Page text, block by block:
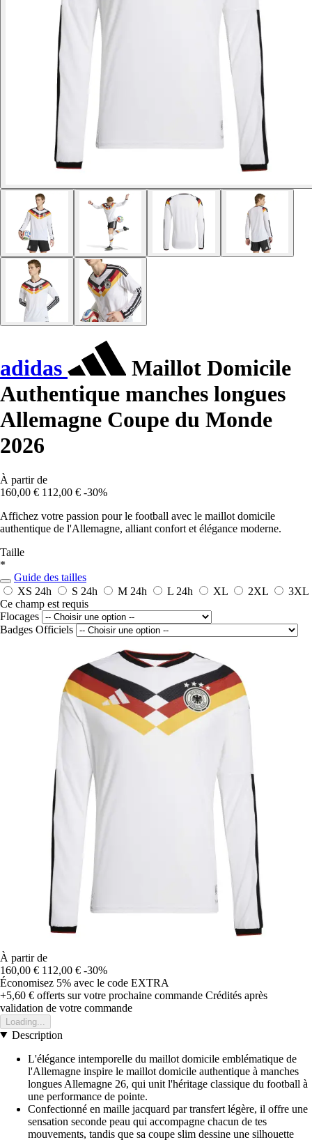
adidas
Maillot Domicile
Authentique manches longues
Allemagne Coupe du Monde
2026
À partir de
160,00 € 112,00 € -30%
Affichez votre passion pour le football avec le maillot domicile
authentique de l'Allemagne, alliant confort et élégance moderne.
Taille
*
Guide des tailles
XS 24h S 24h M 24h L 24h XL 2XL
3XL
Ce champ est requis
Flocages
Badges Officiels
À partir de
160,00 € 112,00 € -30%
Économisez 5% avec le code EXTRA
+5,60 € offerts sur votre prochaine commande Crédités après
validation de votre commande
Loading...
Description
L'élégance intemporelle du maillot domicile emblématique de
l'Allemagne inspire le maillot domicile authentique à manches
longues Allemagne 26, qui unit l'héritage classique du football à
une performance de pointe.
Confectionné en maille jacquard par transfert légère, il offre une
sensation seconde peau qui accompagne chacun de tes
mouvements, tandis que sa coupe slim dessine une silhouette